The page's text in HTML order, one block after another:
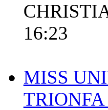
16:23
MISS